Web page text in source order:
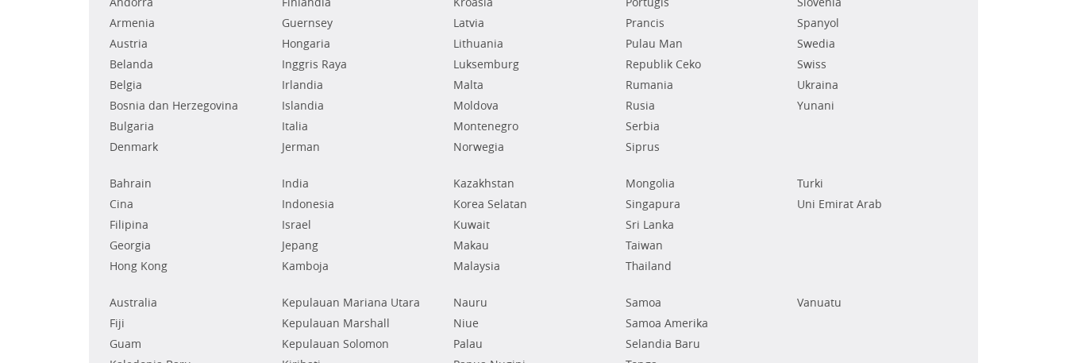
Armenia
Austria
Belanda
Belgia
Bosnia dan Herzegovina
Bulgaria
Denmark
Guernsey
Hongaria
Inggris Raya
Irlandia
Islandia
Italia
Jerman
Latvia
Lithuania
Luksemburg
Malta
Moldova
Montenegro
Norwegia
Prancis
Pulau Man
Republik Ceko
Rumania
Rusia
Serbia
Siprus
Spanyol
Swedia
Swiss
Ukraina
Yunani
Bahrain
Cina
Filipina
Georgia
Hong Kong
India
Indonesia
Israel
Jepang
Kamboja
Kazakhstan
Korea Selatan
Kuwait
Makau
Malaysia
Mongolia
Singapura
Sri Lanka
Taiwan
Thailand
Turki
Uni Emirat Arab
Australia
Fiji
Guam
Kepulauan Mariana Utara
Kepulauan Marshall
Kepulauan Solomon
Nauru
Niue
Palau
Samoa
Samoa Amerika
Selandia Baru
Vanuatu